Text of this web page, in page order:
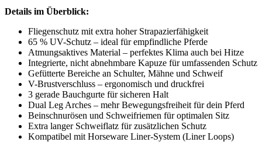
Details im Überblick:
Fliegenschutz mit extra hoher Strapazierfähigkeit
65 % UV-Schutz – ideal für empfindliche Pferde
Atmungsaktives Material – perfektes Klima auch bei Hitze
Integrierte, nicht abnehmbare Kapuze für umfassenden Schutz
Gefütterte Bereiche an Schulter, Mähne und Schweif
V-Brustverschluss – ergonomisch und druckfrei
3 gerade Bauchgurte für sicheren Halt
Dual Leg Arches – mehr Bewegungsfreiheit für dein Pferd
Beinschnurösen und Schweifriemen für optimalen Sitz
Extra langer Schweiflatz für zusätzlichen Schutz
Kompatibel mit Horseware Liner-System (Liner Loops)